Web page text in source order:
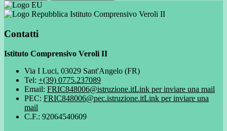
Istituto Comprensivo Veroli II
Contatti
Istituto Comprensivo Veroli II
Via I Luci, 03029 Sant'Angelo (FR)
Tel: +(39) 0775.237089
Email: FRIC848006@istruzione.itLink per inviare una mail
PEC: FRIC848006@pec.istruzione.itLink per inviare una
mail
C.F.: 92064540609